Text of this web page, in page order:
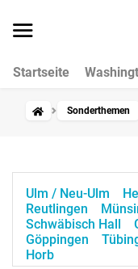
Startseite
Sonderthemen
Ulm / Neu-Ulm
Reutlingen
Schwäbisch Hall
Göppingen
Horb